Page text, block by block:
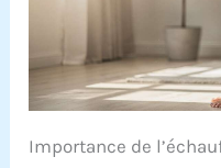
Importance de